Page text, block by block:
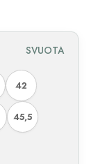
42
45,5
SVUOTA